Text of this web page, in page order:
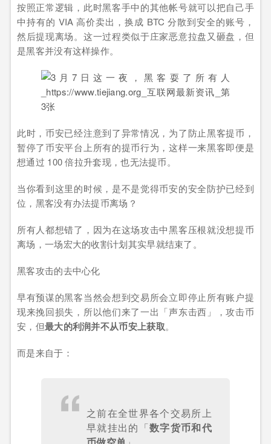
按照正常逻辑，此时黑客手中的其他帐号就可以把自己手
中持有的 VIA 高价卖出，换成 BTC 分散到安全的账号，
然后提现离场。这一过程类似于庄家恶意拉盘又砸盘，但
是黑客并没有这样操作。
此时，币安已经注意到了异常情况，为了防止黑客提币，
暂停了币安平台上所有的提币行为，这样一来黑客即便是
想通过 100 倍拉升套现，也无法提币。
当你看到这里的时候，是不是觉得币安的安全防护已经到
位，黑客没有办法提币离场？
所有人都想错了，因为在这场攻击中黑客压根就没想提币
离场，一场宏大的收割计划其实早就结束了。
黑客攻击的去中心化
早有预谋的黑客当然会想到交易所会立即停止所有账户提
现来挽回损失，所以他们来了一出「声东击西」，攻击币
安，但最大的利润并不从币安上获取。
而是来自于：
之前在全世界各个交易所上
早就挂出的「数字货币和代